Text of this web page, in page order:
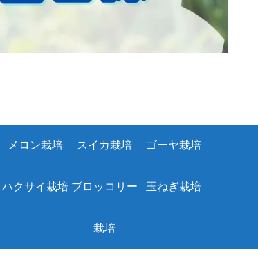
メロン栽培 スイカ栽培 ゴーヤ栽培
ハクサイ栽培 ブロッコリー
栽培
玉ねぎ栽培